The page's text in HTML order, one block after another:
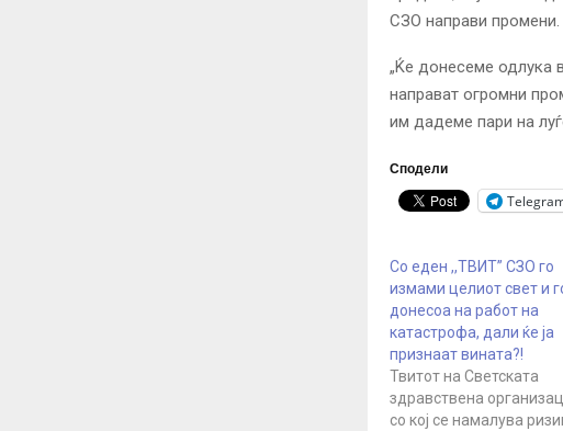
СЗО направи промени.
„Ќе донесеме одлука
направат огромни
им дадеме пари на
Сподели
Со еден ,,ТВИТ” СЗО го
измами целиот свет и
донесоа на работ на
катастрофа, дали ќе ја
признаат вината?!
Твитот на Светската
здравствена
со кој се намалува